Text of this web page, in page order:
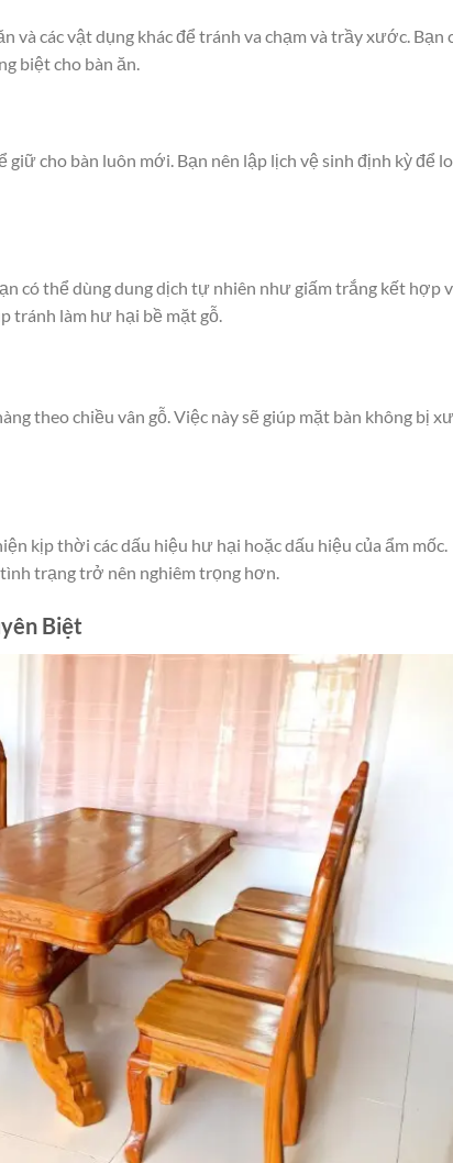
và các vật dụng khác để tránh va chạm và trầy xước. Bạn
biệt cho bàn ăn.
giữ cho bàn luôn mới. Bạn nên lập lịch vệ sinh định kỳ để
có thể dùng dung dịch tự nhiên như giấm trắng kết hợp
tránh làm hư hại bề mặt gỗ.
theo chiều vân gỗ. Việc này sẽ giúp mặt bàn không bị
kịp thời các dấu hiệu hư hại hoặc dấu hiệu của ẩm mốc.
trạng trở nên nghiêm trọng hơn.
Biệt